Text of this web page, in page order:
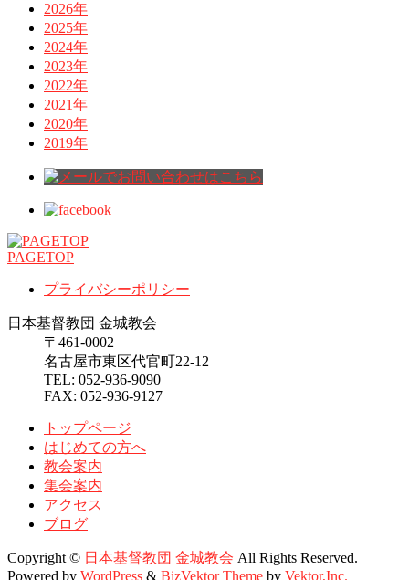
2026年
2025年
2024年
2023年
2022年
2021年
2020年
2019年
PAGETOP
プライバシーポリシー
日本基督教団 金城教会
〒461-0002
名古屋市東区代官町22-12
TEL: 052-936-9090
FAX: 052-936-9127
トップページ
はじめての方へ
教会案内
集会案内
アクセス
ブログ
Copyright © 日本基督教団 金城教会 All Rights Reserved.
Powered by WordPress & BizVektor Theme by Vektor,Inc.